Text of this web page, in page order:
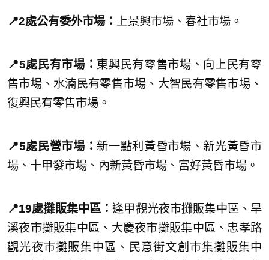
📍2處公有委外市場： 上景興市場、春社市場。
📍5處民有市場： 東興民有零售市場、向上民有零
售市場、水湳民有零售市場、大智民有零售市場、
復興民有零售市場。
📍5處民營市場：新一點利黃昏市場、新光黃昏市
場、十甲發市場、內新黃昏市場、富好黃昏市場。
📍19處攤販集中區：逢甲觀光夜市攤販集中區、旱
溪夜市攤販集中區、大慶夜市攤販集中區、忠孝路
觀光夜市攤販集中區、民意街文創市集攤販集中